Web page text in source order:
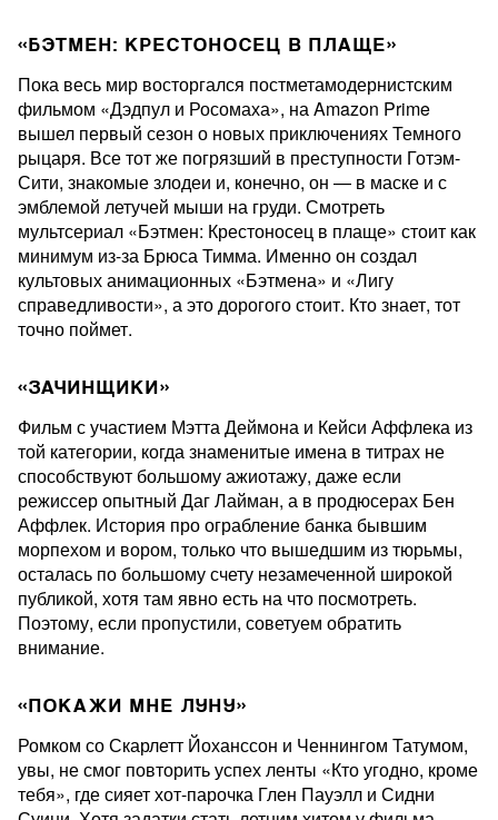
«БЭТМЕН: КРЕСТОНОСЕЦ В ПЛАЩЕ»
Пока весь мир восторгался постметамодернистским
фильмом «Дэдпул и Росомаха», на Amazon Prime
вышел первый сезон о новых приключениях Темного
рыцаря. Все тот же погрязший в преступности Готэм-
Сити, знакомые злодеи и, конечно, он — в маске и с
эмблемой летучей мыши на груди. Смотреть
мультсериал «Бэтмен: Крестоносец в плаще» стоит как
минимум из-за Брюса Тимма. Именно он создал
культовых анимационных «Бэтмена» и «Лигу
справедливости», а это дорогого стоит. Кто знает, тот
точно поймет.
«ЗАЧИНЩИКИ»
Фильм с участием Мэтта Деймона и Кейси Аффлека из
той категории, когда знаменитые имена в титрах не
способствуют большому ажиотажу, даже если
режиссер опытный Даг Лайман, а в продюсерах Бен
Аффлек. История про ограбление банка бывшим
морпехом и вором, только что вышедшим из тюрьмы,
осталась по большому счету незамеченной широкой
публикой, хотя там явно есть на что посмотреть.
Поэтому, если пропустили, советуем обратить
внимание.
«ПОКАЖИ МНЕ ЛУНУ»
Ромком со Скарлетт Йоханссон и Ченнингом Татумом,
увы, не смог повторить успех ленты «Кто угодно, кроме
тебя», где сияет хот-парочка Глен Пауэлл и Сидни